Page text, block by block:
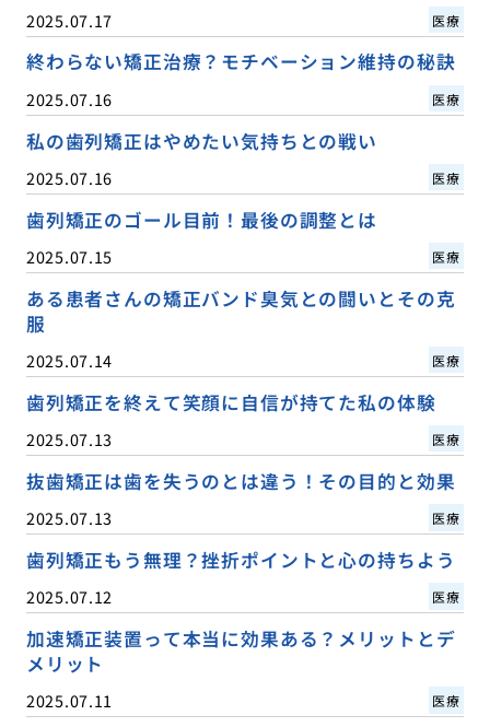
2025.07.17 医療
終わらない矯正治療？モチベーション維持の秘訣
2025.07.16 医療
私の歯列矯正はやめたい気持ちとの戦い
2025.07.16 医療
歯列矯正のゴール目前！最後の調整とは
2025.07.15 医療
ある患者さんの矯正バンド臭気との闘いとその克
服
2025.07.14 医療
歯列矯正を終えて笑顔に自信が持てた私の体験
2025.07.13 医療
抜歯矯正は歯を失うのとは違う！その目的と効果
2025.07.13 医療
歯列矯正もう無理？挫折ポイントと心の持ちよう
2025.07.12 医療
加速矯正装置って本当に効果ある？メリットとデ
メリット
2025.07.11 医療